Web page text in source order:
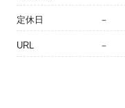
定休日 －
URL －